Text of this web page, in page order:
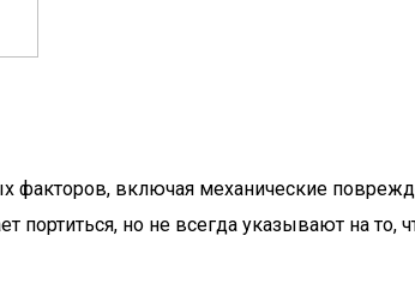
факторов, включая механические
портиться, но не всегда указывают на то,